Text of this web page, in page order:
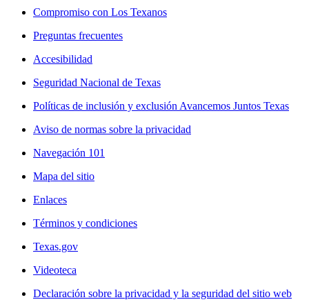
Compromiso con Los Texanos
Preguntas frecuentes
Accesibilidad
Seguridad Nacional de Texas
Políticas de inclusión y exclusión Avancemos Juntos Texas
Aviso de normas sobre la privacidad
Navegación 101
Mapa del sitio
Enlaces
Términos y condiciones
Texas.gov
Videoteca
Declaración sobre la privacidad y la seguridad del sitio web